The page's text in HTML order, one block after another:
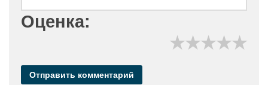
Оценка:
★
★
★
★
★